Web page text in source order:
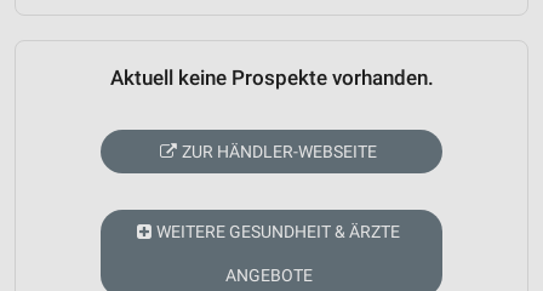
Aktuell keine Prospekte vorhanden.
ZUR HÄNDLER-WEBSEITE
WEITERE GESUNDHEIT & ÄRZTE
ANGEBOTE